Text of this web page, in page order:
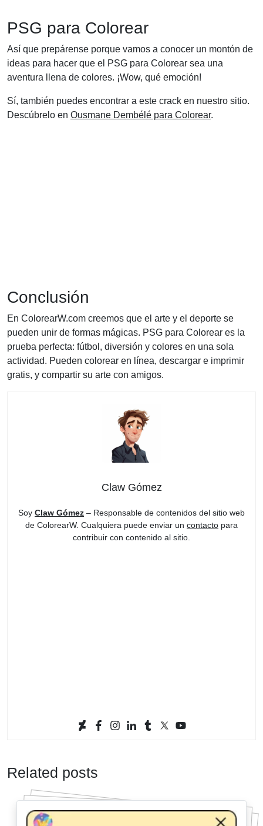
PSG para Colorear
Así que prepárense porque vamos a conocer un montón de
ideas para hacer que el PSG para Colorear sea una
aventura llena de colores. ¡Wow, qué emoción!
Sí, también puedes encontrar a este crack en nuestro sitio.
Descúbrelo en Ousmane Dembélé para Colorear.
Conclusión
En ColorearW.com creemos que el arte y el deporte se
pueden unir de formas mágicas. PSG para Colorear es la
prueba perfecta: fútbol, diversión y colores en una sola
actividad. Pueden colorear en línea, descargar e imprimir
gratis, y compartir su arte con amigos.
Claw Gómez
Soy Claw Gómez – Responsable de contenidos del sitio web
de ColorearW. Cualquiera puede enviar un contacto para
contribuir con contenido al sitio.
Related posts